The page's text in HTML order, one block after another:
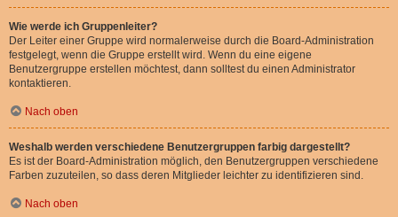
Wie werde ich Gruppenleiter?
Der Leiter einer Gruppe wird normalerweise durch die Board-Administration
festgelegt, wenn die Gruppe erstellt wird. Wenn du eine eigene
Benutzergruppe erstellen möchtest, dann solltest du einen Administrator
kontaktieren.
Nach oben
Weshalb werden verschiedene Benutzergruppen farbig dargestellt?
Es ist der Board-Administration möglich, den Benutzergruppen verschiedene
Farben zuzuteilen, so dass deren Mitglieder leichter zu identifizieren sind.
Nach oben